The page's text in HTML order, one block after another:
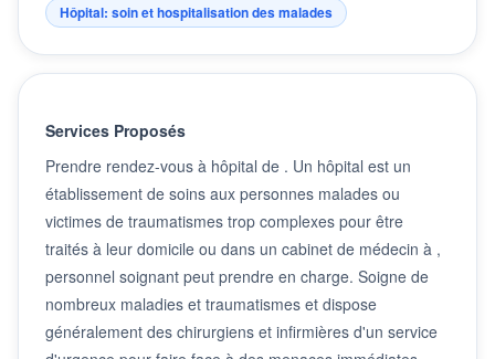
Hôpital: soin et hospitalisation des malades
Services Proposés
Prendre rendez-vous à hôpital de . Un hôpital est un
établissement de soins aux personnes malades ou
victimes de traumatismes trop complexes pour être
traités à leur domicile ou dans un cabinet de médecin à ,
personnel soignant peut prendre en charge. Soigne de
nombreux maladies et traumatismes et dispose
généralement des chirurgiens et infirmières d'un service